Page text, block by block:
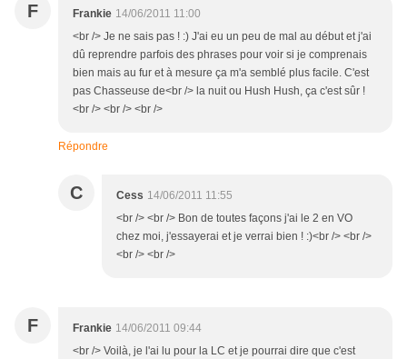
F Frankie 14/06/2011 11:00
<br /> Je ne sais pas ! :) J'ai eu un peu de mal au début et j'ai
dû reprendre parfois des phrases pour voir si je comprenais
bien mais au fur et à mesure ça m'a semblé plus facile. C'est
pas Chasseuse de<br /> la nuit ou Hush Hush, ça c'est sûr !
<br /> <br /> <br />
Répondre
C Cess 14/06/2011 11:55
<br /> <br /> Bon de toutes façons j'ai le 2 en VO
chez moi, j'essayerai et je verrai bien ! :)<br /> <br />
<br /> <br />
F Frankie 14/06/2011 09:44
<br /> Voilà, je l'ai lu pour la LC et je pourrai dire que c'est